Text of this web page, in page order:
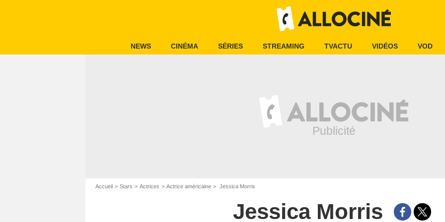
NEWS CINÉMA SÉRIES STREAMING TVACTU VIDÉOS VOD
Accueil Stars Actrices Actrice américaine Jessica Morris
Jessica Morris